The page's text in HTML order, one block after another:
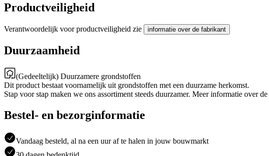
Productveiligheid
Verantwoordelijk voor productveiligheid zie informatie over de fabrikant
Duurzaamheid
(Gedeeltelijk) Duurzamere grondstoffen
Dit product bestaat voornamelijk uit grondstoffen met een duurzame herkomst.
Stap voor stap maken we ons assortiment steeds duurzamer. Meer informatie over de
Bestel- en bezorginformatie
Vandaag besteld, al na een uur af te halen in jouw bouwmarkt